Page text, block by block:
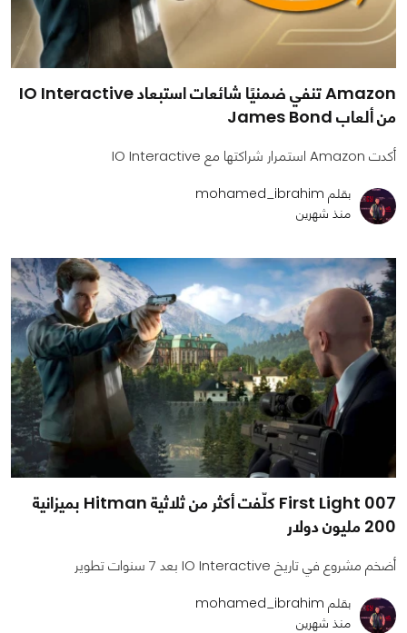
Amazon تنفي ضمنيًا شائعات استبعاد IO Interactive
من ألعاب James Bond
أكدت Amazon استمرار شراكتها مع IO Interactive
بقلم mohamed_ibrahim
منذ شهرين
007 First Light كلّفت أكثر من ثلاثية Hitman بميزانية
200 مليون دولار
أضخم مشروع في تاريخ IO Interactive بعد 7 سنوات تطوير
بقلم mohamed_ibrahim
منذ شهرين